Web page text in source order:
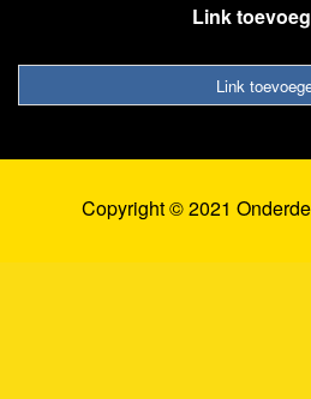
Link
Link
Copyright © 2021